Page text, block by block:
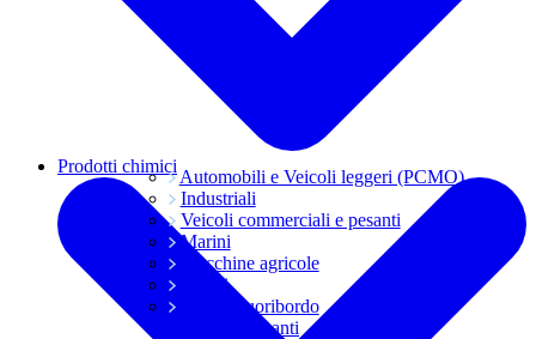
Automobili e Veicoli leggeri (PCMO)
Industriali
Veicoli commerciali e pesanti
Marini
Macchine agricole
Grassi
Moto e fuoribordo
Tutti i lubrificanti
Prodotti chimici